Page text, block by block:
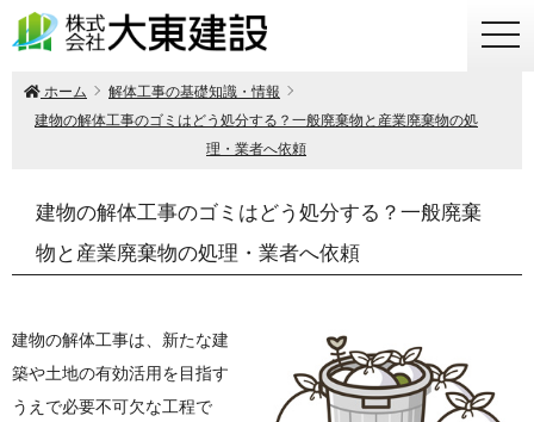
ホーム
解体工事の基礎知識・情報
建物の解体工事のゴミはどう処分する？一般廃棄物と産業廃棄物の処
理・業者へ依頼
建物の解体工事のゴミはどう処分する？一般廃棄
物と産業廃棄物の処理・業者へ依頼
建物の解体工事は、新たな建
築や土地の有効活用を目指す
うえで必要不可欠な工程で